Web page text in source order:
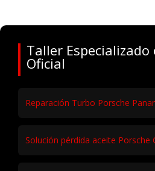
Taller Especializado
Oficial
Reparación Turbo Porsche
Solución pérdida aceite Porsche